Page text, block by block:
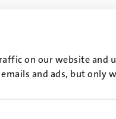
on our website and
and ads, but only